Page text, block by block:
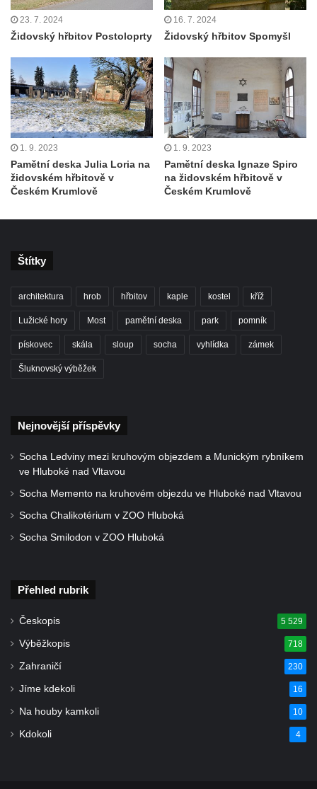
23. 7. 2024
Židovský hřbitov Postoloprty
16. 7. 2024
Židovský hřbitov Spomyšl
1. 9. 2023
Pamětní deska Julia Loria na
židovském hřbitově v
Českém Krumlově
1. 9. 2023
Pamětní deska Ignaze Spiro
na židovském hřbitově v
Českém Krumlově
Štítky
architektura hrob hřbitov kaple kostel kříž
Lužické hory Most pamětní deska park pomník
pískovec skála sloup socha vyhlídka zámek
Šluknovský výběžek
Nejnovější příspěvky
Socha Ledviny mezi kruhovým objezdem a Munickým rybníkem
ve Hluboké nad Vltavou
Socha Memento na kruhovém objezdu ve Hluboké nad Vltavou
Socha Chalikotérium v ZOO Hluboká
Socha Smilodon v ZOO Hluboká
Přehled rubrik
Českopis 5 529
Výběžkopis 718
Zahraničí 230
Jíme kdekoli 16
Na houby kamkoli 10
Kdokoli 4